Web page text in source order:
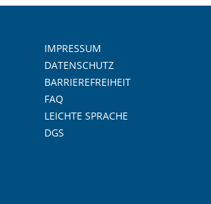
IMPRESSUM
DATENSCHUTZ
BARRIEREFREIHEIT
FAQ
LEICHTE SPRACHE
DGS